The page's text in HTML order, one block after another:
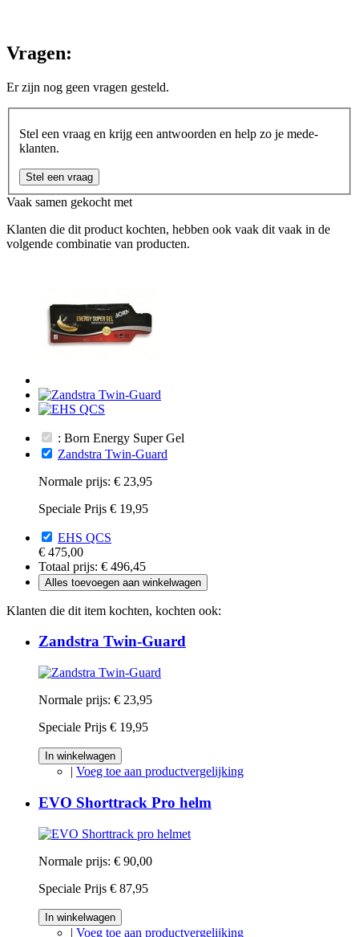
Vragen:
Er zijn nog geen vragen gesteld.
Stel een vraag en krijg een antwoorden en help zo je mede-
klanten.
Stel een vraag
Vaak samen gekocht met
Klanten die dit product kochten, hebben ook vaak dit vaak in de
volgende combinatie van producten.
: Born Energy Super Gel
Zandstra Twin-Guard
Normale prijs: € 23,95
Speciale Prijs € 19,95
EHS QCS
€ 475,00
Totaal prijs: € 496,45
Alles toevoegen aan winkelwagen
Klanten die dit item kochten, kochten ook:
Zandstra Twin-Guard
Normale prijs: € 23,95
Speciale Prijs € 19,95
In winkelwagen
| Voeg toe aan productvergelijking
EVO Shorttrack Pro helm
Normale prijs: € 90,00
Speciale Prijs € 87,95
In winkelwagen
| Voeg toe aan productvergelijking